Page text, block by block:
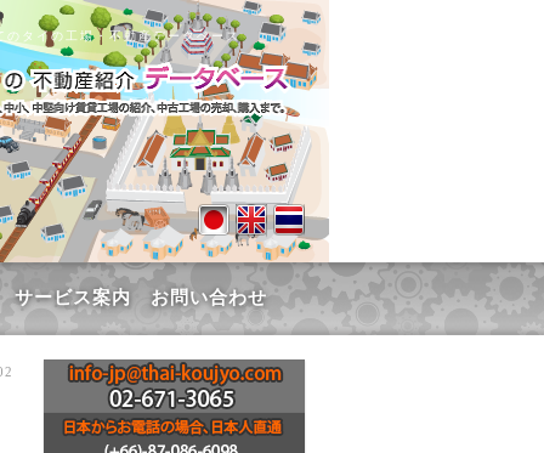
タイの工場・不動産データベース
サービス案内 お問い合わせ